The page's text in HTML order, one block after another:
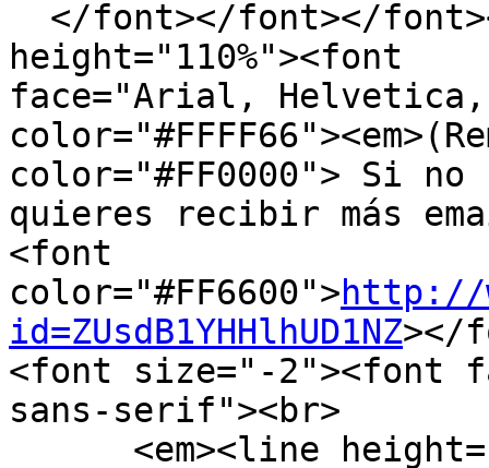
height="110%"><font
face="Arial,
color="#FF0000"> Si no
quieres recibir más
<font
color="#FF6600">http://
id=ZUsdB1YHHlhUD1NZ></
<font size="-2"><font
sans-serif"><br>